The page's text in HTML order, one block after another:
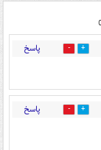
2 پاسخ
1 پاسخ